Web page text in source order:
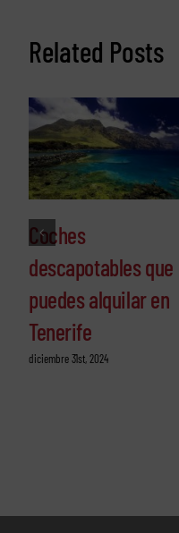
Related Posts
Coches
descapotables que
puedes alquilar en
Tenerife
diciembre 31st, 2024